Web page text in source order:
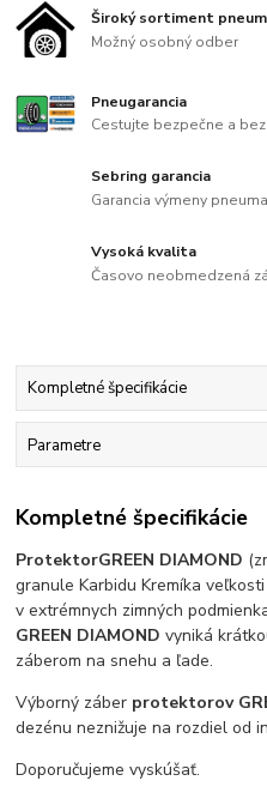
Široký sortiment
Možný osobný odber
Pneugarancia
Cestujte bezpečne a
Sebring garancia
Garancia výmeny
Vysoká kvalita
Časovo neobmedzená
Kompletné špecifikácie
Parametre
Kompletné špecifikácie
ProtektorGREEN DIAMOND
granule Karbidu Kremíka
v extrémnych zimných
GREEN DIAMONDvyniká
záberom na snehu a ľade.
Výborný záber protektorov
dezénu neznižuje na rozdiel od
Doporučujeme vyskúšať.